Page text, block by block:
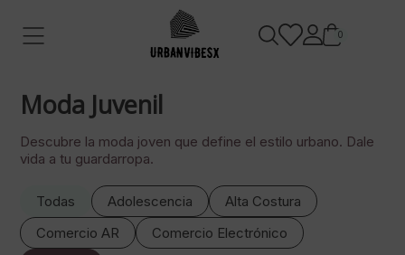
0
Moda Juvenil
Descubre la moda joven que define el estilo urbano. Dale
vida a tu guardarropa.
Todas Adolescencia
Alta Costura
Comercio AR
Comercio Electrónico